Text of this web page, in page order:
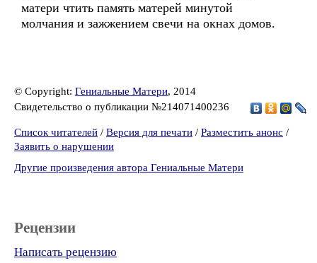
матери чтить память матерей минутой
молчания и зажжением свечи на окнах домов.
© Copyright: Гениальные Матери, 2014
Свидетельство о публикации №214071400236
Список читателей / Версия для печати / Разместить анонс /
Заявить о нарушении
Другие произведения автора Гениальные Матери
Рецензии
Написать рецензию